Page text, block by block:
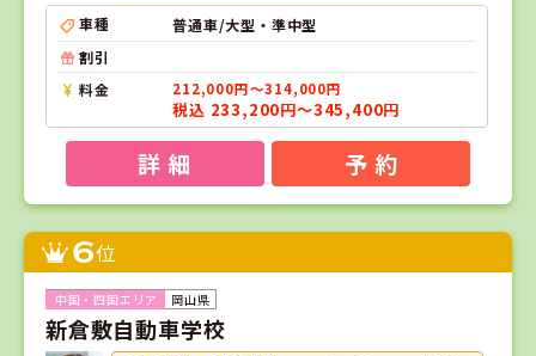
車種
普通車/大型・準中型
割引
料金
212,000円～314,000円
税込 233,200円～345,400円
詳 細 予 約
6位
岡山県
新倉敷自動車学校